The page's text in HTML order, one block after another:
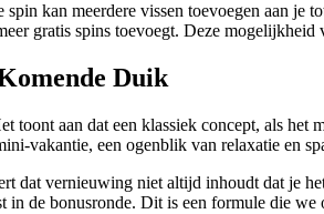
kan meerdere vissen toevoegen aan je
gratis spins toevoegt. Deze mogelijkheid
Duik
toont aan dat een klassiek concept, als
vakantie, een ogenblik van relaxatie en
dat vernieuwing niet altijd inhoudt dat je
in de bonusronde. Dit is een formule die